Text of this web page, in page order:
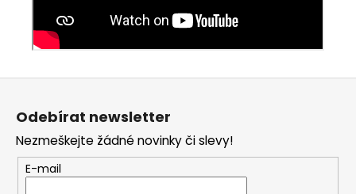
Odebírat newsletter
Nezmeškejte žádné novinky či slevy!
E-mail